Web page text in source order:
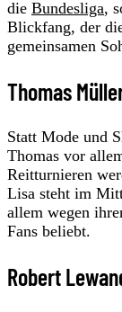
die Bundesliga,
Blickfang, der
gemeinsamen
Thomas
Statt Mode und
Thomas vor
Reitturnieren
Lisa steht im
allem wegen
Fans beliebt.
Robert